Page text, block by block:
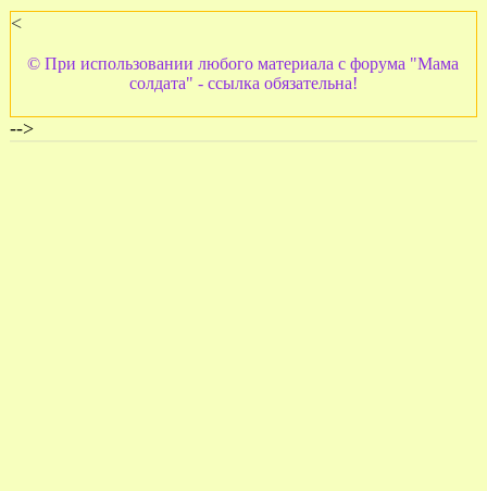
<
© При использовании любого материала с форума "Мама
солдата" - ссылка обязательна!
-->